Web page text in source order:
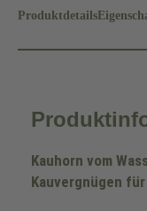
Produktdetails
Kauhorn vom
Kauvergnügen